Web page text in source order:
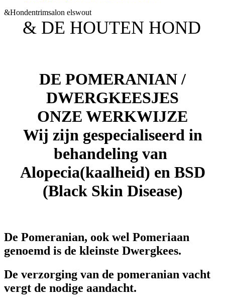
&Hondentrimsalon elswout
& DE HOUTEN HOND
DE POMERANIAN /
DWERGKEESJES
ONZE WERKWIJZE
Wij zijn gespecialiseerd in
behandeling van
Alopecia(kaalheid) en BSD
(Black Skin Disease)
De Pomeranian, ook wel Pomeriaan
genoemd is de kleinste Dwergkees.
De verzorging van de pomeranian vacht
vergt de nodige aandacht.